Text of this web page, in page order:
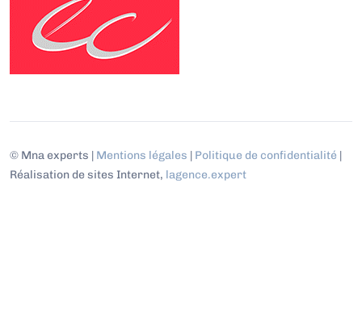
© Mna experts | Mentions légales | Politique de confidentialité |
Réalisation de sites Internet, lagence.expert